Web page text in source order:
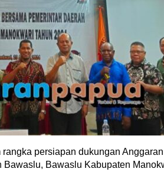
persiapan dukungan
Bawaslu Kabupaten